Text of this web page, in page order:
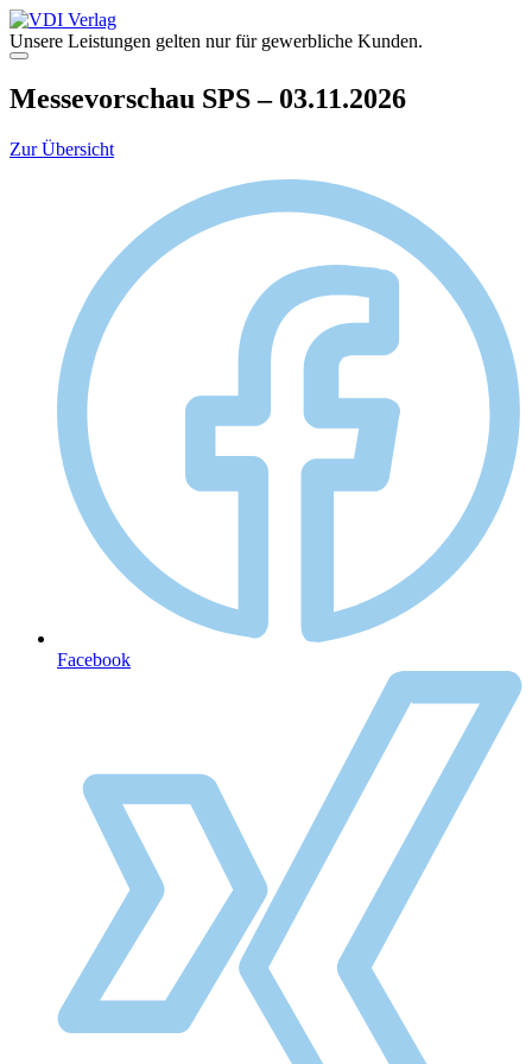
Zum
Inhalt
springen
Unsere Leistungen gelten nur für gewerbliche Kunden.
Menü
Messevorschau SPS – 03.11.2026
Zur Übersicht
Facebook